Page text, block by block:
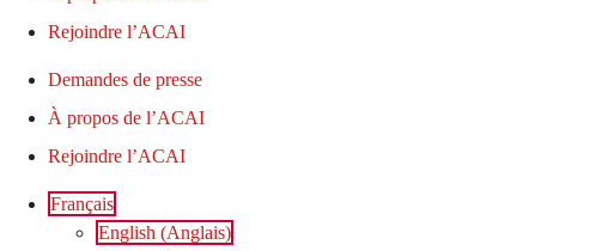
Rejoindre l’ACAI
Demandes de presse
À propos de l’ACAI
Rejoindre l’ACAI
Français
English (Anglais)